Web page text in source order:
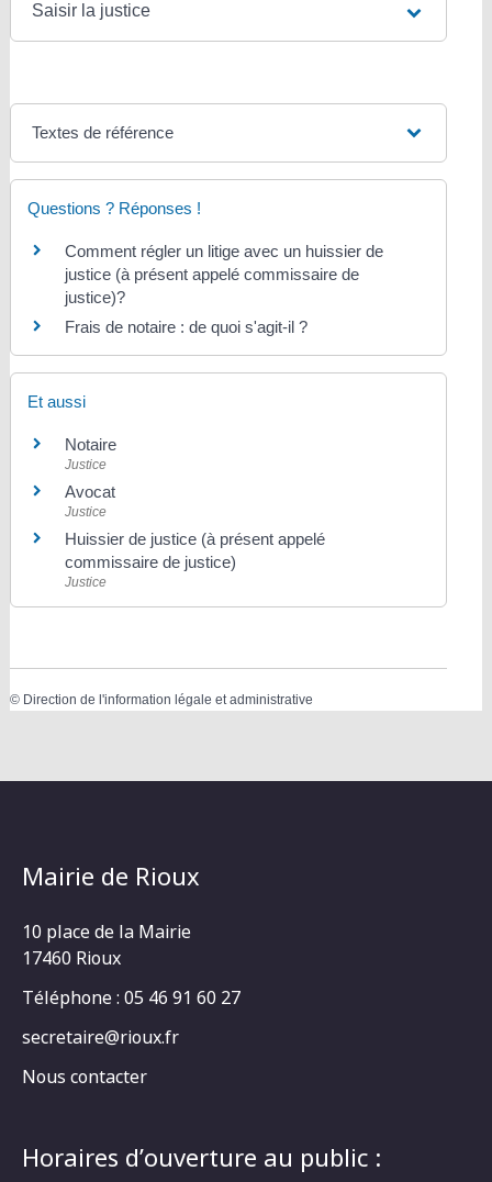
Saisir la justice
Textes de référence
Questions ? Réponses !
Comment régler un litige avec un huissier de
justice (à présent appelé commissaire de
justice)?
Frais de notaire : de quoi s'agit-il ?
Et aussi
Notaire
Justice
Avocat
Justice
Huissier de justice (à présent appelé
commissaire de justice)
Justice
© Direction de l'information légale et administrative
Mairie de Rioux
10 place de la Mairie
17460 Rioux
Téléphone : 05 46 91 60 27
secretaire@rioux.fr
Nous contacter
Horaires d’ouverture au public :